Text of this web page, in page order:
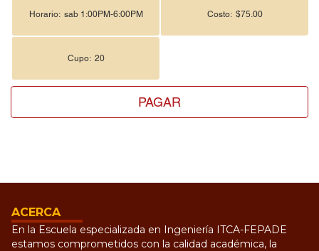
Horario: sab 1:00PM-6:00PM Costo: $75.00
Cupo: 20
PAGAR
ACERCA
En la Escuela especializada en Ingeniería ITCA-FEPADE
estamos comprometidos con la calidad académica, la